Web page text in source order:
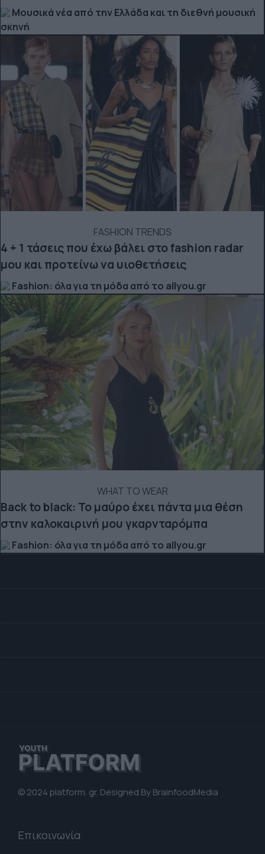
Μουσικά νέα από την Ελλάδα και τη διεθνή μουσική
σκηνή
FASHION TRENDS
4 + 1 τάσεις που έχω βάλει στο fashion radar
μου και προτείνω να υιοθετήσεις
Fashion: όλα για τη μόδα από το allyou.gr
WHAT TO WEAR
Back to black: Το μαύρο έχει πάντα μια θέση
στην καλοκαιρινή μου γκαρνταρόμπα
Fashion: όλα για τη μόδα από το allyou.gr
© 2024 platform. gr. Designed ByBrainfoodMedia
Επικοινωνία